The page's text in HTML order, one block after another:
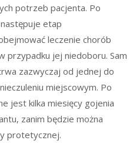
potrzeb pacjenta. Po
etap
leczenie chorób
przypadku jej niedoboru. Sam
zazwyczaj od jednej do
miejscowym. Po
jest kilka miesięcy gojenia
zanim będzie można
protetycznej.